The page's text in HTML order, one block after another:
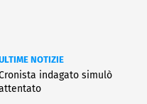
NOTIZIE
indagato simulò